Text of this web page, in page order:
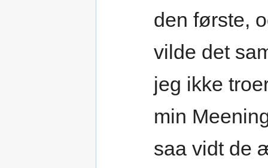
den første,
vilde det
jeg ikke
min
saa vidt de